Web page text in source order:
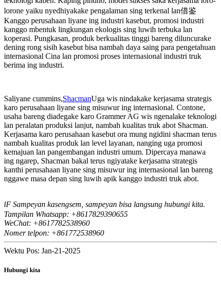
lorone yaiku nyedhiyakake pengalaman sing terkenal lan借鉴
Kanggo perusahaan liyane ing industri kasebut, promosi industri
kanggo mbentuk lingkungan ekologis sing luwih terbuka lan
koperasi. Pungkasan, produk berkualitas tinggi bareng diluncurake
dening rong sisih kasebut bisa nambah daya saing para pengetahuan
internasional Cina lan promosi proses internasional industri truk
berima ing industri.
Saliyane cummins,ShacmanUga wis nindakake kerjasama strategis
karo perusahaan liyane sing misuwur ing internasional. Contone,
usaha bareng diadegake karo Grammer AG wis ngenalake teknologi
lan peralatan produksi lanjut, nambah kualitas truk abot Shacman.
Kerjasama karo perusahaan kasebut ora mung ngidini shacman terus
nambah kualitas produk lan level layanan, nanging uga promosi
kemajuan lan pangembangan industri umum. Dipercaya manawa
ing ngarep, Shacman bakal terus ngiyatake kerjasama strategis
kanthi perusahaan liyane sing misuwur ing internasional lan bareng
nggawe masa depan sing luwih apik kanggo industri truk abot.
IF Sampeyan kasengsem, sampeyan bisa langsung hubungi kita.
Tampilan Whatsapp: +8617829390655
WeChat: +8617782538960
Nomer telpon: +861772538960
Wektu Pos: Jan-21-2025
Hubungi kita